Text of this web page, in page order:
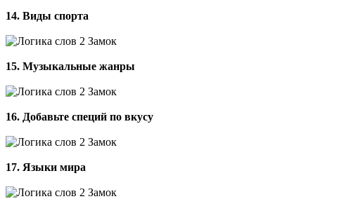
14. Виды спорта
15. Музыкальные жанры
16. Добавьте специй по вкусу
17. Языки мира